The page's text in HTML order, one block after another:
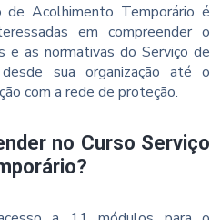
de Acolhimento Temporário é
em compreender o
e as normativas do Serviço de
sua organização até o
com a rede de proteção.
no Curso Serviço